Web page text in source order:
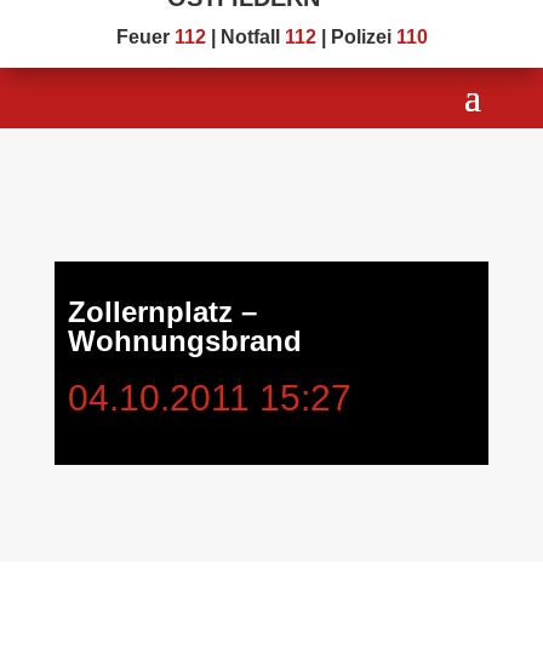
Feuer 112| Notfall 112| Polizei 110
Zollernplatz –
Wohnungsbrand
04.10.2011 15:27